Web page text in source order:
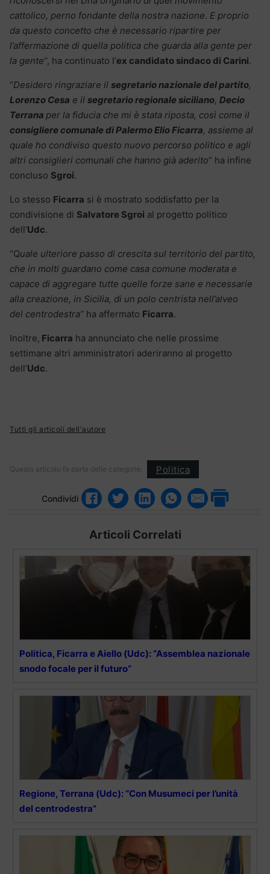
cattolico, perno fondante della nostra nazione. E proprio
da questo concetto che è necessario ripartire per
l’affermazione di quella politica che guarda alla gente per
la gente“, ha continuato l’ex candidato sindaco di Carini.
“Desidero ringraziare il segretario nazionale del partito,
Lorenzo Cesa e il segretario regionale siciliano, Decio
Terrana per la fiducia che mi è stata riposta, così come il
consigliere comunale di Palermo Elio Ficarra, assieme al
quale ho condiviso questo nuovo percorso politico e agli
altri consiglieri comunali che hanno già aderito” ha infine
concluso Sgroi.
Lo stesso Ficarra si è mostrato soddisfatto per la
condivisione di Salvatore Sgroi al progetto politico
dell’Udc.
“Quale ulteriore passo di crescita sul territorio del partito,
che in molti guardano come casa comune moderata e
capace di aggregare tutte quelle forze sane e necessarie
alla creazione, in Sicilia, di un polo centrista nell’alveo
del centrodestra” ha affermato Ficarra.
Inoltre, Ficarra ha annunciato che nelle prossime
settimane altri amministratori aderiranno al progetto
dell’Udc.
Tutti gli articoli dell'autore
Questo articolo fa parte delle categorie: Politica
Condividi
Articoli Correlati
Politica, Ficarra e Aiello (Udc): “Assemblea nazionale
snodo focale per il futuro”
Regione, Terrana (Udc): “Con Musumeci per l’unità
del centrodestra”